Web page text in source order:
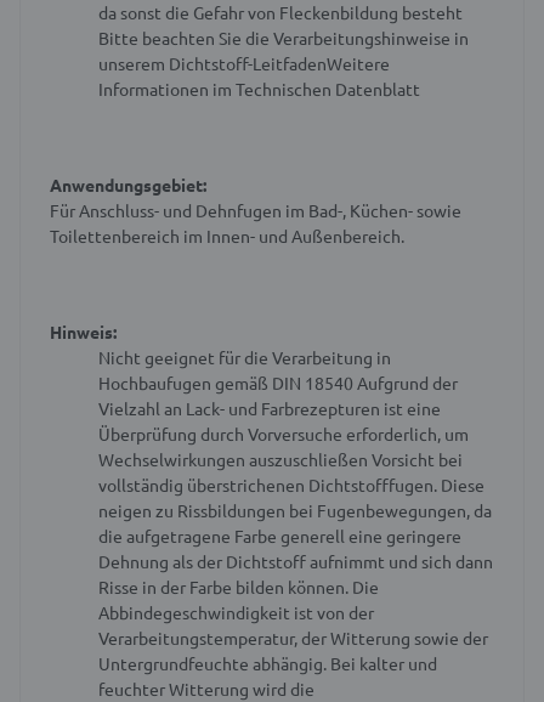
da sonst die Gefahr von Fleckenbildung besteht
Bitte beachten Sie die Verarbeitungshinweise in
unserem Dichtstoff-LeitfadenWeitere
Informationen im Technischen Datenblatt
Anwendungsgebiet:
Für Anschluss- und Dehnfugen im Bad-, Küchen- sowie
Toilettenbereich im Innen- und Außenbereich.
Hinweis:
Nicht geeignet für die Verarbeitung in
Hochbaufugen gemäß DIN 18540 Aufgrund der
Vielzahl an Lack- und Farbrezepturen ist eine
Überprüfung durch Vorversuche erforderlich, um
Wechselwirkungen auszuschließen Vorsicht bei
vollständig überstrichenen Dichtstofffugen. Diese
neigen zu Rissbildungen bei Fugenbewegungen, da
die aufgetragene Farbe generell eine geringere
Dehnung als der Dichtstoff aufnimmt und sich dann
Risse in der Farbe bilden können. Die
Abbindegeschwindigkeit ist von der
Verarbeitungstemperatur, der Witterung sowie der
Untergrundfeuchte abhängig. Bei kalter und
feuchter Witterung wird die